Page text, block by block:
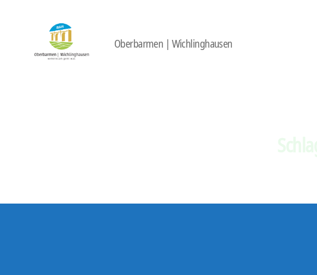
Oberbarmen | Wichlinghausen